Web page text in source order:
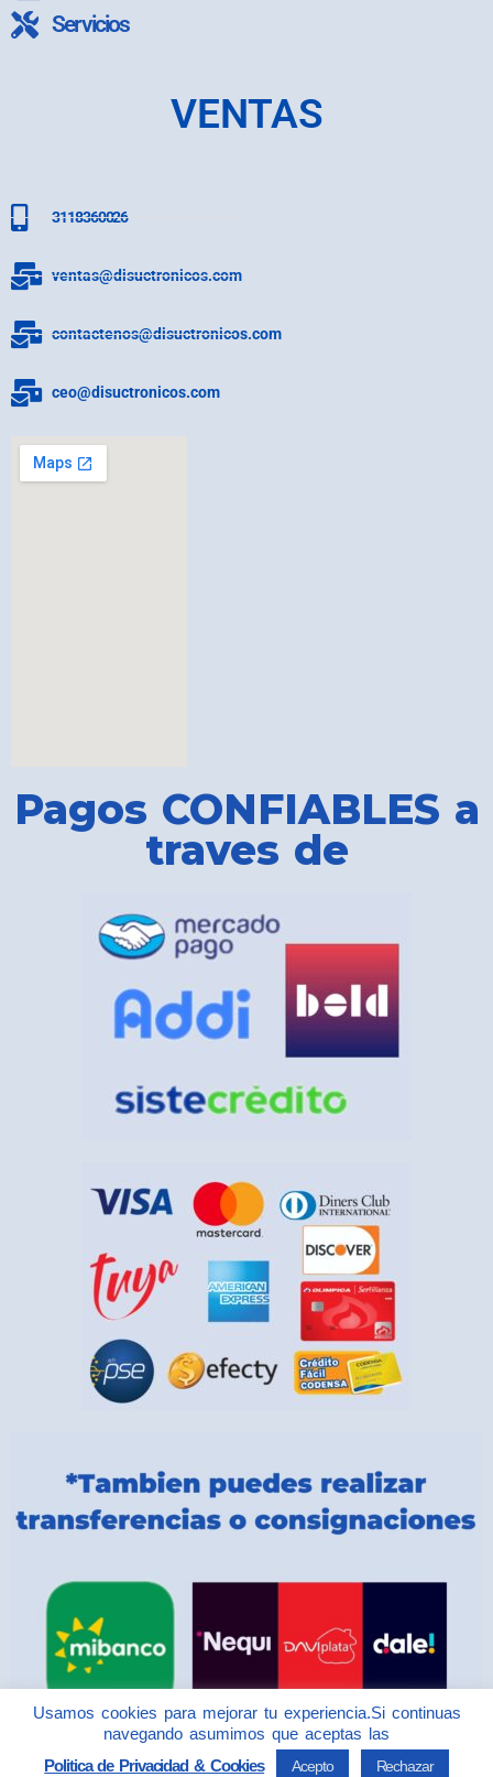
Servicios
VENTAS
3118360026
ventas@disuctronicos.com
contactenos@disuctronicos.com
ceo@disuctronicos.com
Pagos CONFIABLES a
traves de
Usamos cookies para mejorar tu experiencia.Si continuas
navegando asumimos que aceptas las
Politica de Privacidad & Cookies
Acepto Rechazar